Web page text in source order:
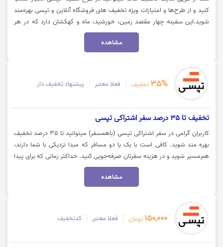
کنید و از طرح‌ها و امتیازات ویژه تخفیف های فروشگاه‌ آنلاین و تپسی بهره‌مند
شوید.این سفینه چهار مقصد زمین، خورشید، ماه و کهکشان دارد که در هر
سطحی که باشید میتوانید به ازای هر 1000 تومان، امتیاز کسب کنید و از
فروشگاه تپسی‌ خرید کنید. با ورود به اپلیکیشن تپسی در بخش پروفایل و
به سایت تپسی روی گزینه "خرید کنید" کلیک نمایید.
مشاهده
35% تخفیف فعلا معتبر پیشنهاد تخفیف دار
تخفیف تا 35 درصد سفر اشتراکی تپسی
کاربران گرامی در سفر اشتراکی تپسی (باهمسفر) میتوانید تا 35 درصد تخفیف
بهره مند شوید. کافی است با یک یا دو مسافر که مبدا نزدیکی با شما دارند،
هم‌‌مسیر شوید و در هزینه سفرتان صرفه‌جویی کنید. حداکثر زمانی که برای پیدا
کردن سفیر و همسفر در این سرویس لازمه، ۱۰ دقیقه است. قابل توجه در حال
حاضر این سرویس در تهران، کرج و مشهد فعال میباشد. برای استفاده از این
مشاهده
150,000 تومان فعلا معتبر کدتخفیف